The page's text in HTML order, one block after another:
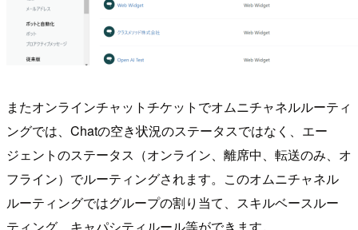
またオンラインチャットチケットでオムニチャネルルーティ
ングでは、Chatの空き状況のステータスではなく、エー
ジェントのステータス（オンライン、離席中、転送のみ、オ
フライン）でルーティングされます。このオムニチャネル
ルーティングではグループの割り当て、スキルベースルー
ティング、キャパシティルール等ができます。